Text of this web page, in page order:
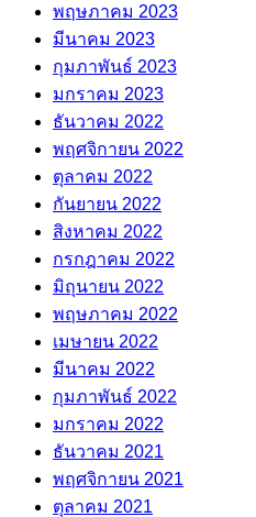
พฤษภาคม 2023
มีนาคม 2023
กุมภาพันธ์ 2023
มกราคม 2023
ธันวาคม 2022
พฤศจิกายน 2022
ตุลาคม 2022
กันยายน 2022
สิงหาคม 2022
กรกฎาคม 2022
มิถุนายน 2022
พฤษภาคม 2022
เมษายน 2022
มีนาคม 2022
กุมภาพันธ์ 2022
มกราคม 2022
ธันวาคม 2021
พฤศจิกายน 2021
ตุลาคม 2021